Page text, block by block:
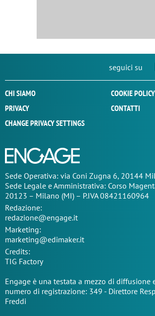
seguici su
CHI SIAMO
COOKIE POLICY
PRIVACY
CONTATTI
CHANGE PRIVACY SETTINGS
Sede Operativa: via Coni Zugna 6, 20144
Sede Legale e Amministrativa: Corso
20123 – Milano (MI) – P.IVA 08421160964
Redazione:
redazione@engage.it
Marketing:
marketing@edimaker.it
Credits:
TIG Factory
Engage è una testata a mezzo di diffusione
numero di registrazione: 349 - Direttore
Freddi